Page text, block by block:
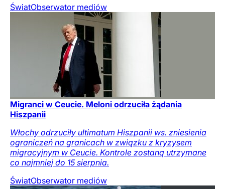
ŚwiatObserwator mediów
Migranci w Ceucie. Meloni odrzuciła żądania
Hiszpanii
Włochy odrzuciły ultimatum Hiszpanii ws. zniesienia
ograniczeń na granicach w związku z kryzysem
migracyjnym w Ceucie. Kontrole zostaną utrzymane
co najmniej do 15 sierpnia.
ŚwiatObserwator mediów